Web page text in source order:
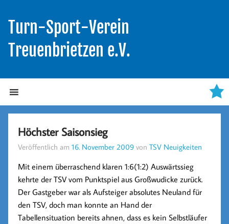
Turn-Sport-Verein
Treuenbrietzen e.V.
Höchster Saisonsieg
Veröffentlich am16. November 2009 vonTSV Neuigkeiten
Mit einem überraschend klaren1:6(1:2) Auswärtssieg
kehrte der TSV vom Punktspiel aus Großwudicke zurück.
Der Gastgeber war als Aufsteiger absolutes Neuland für
den TSV, doch man konnte an Hand der
Tabellensituation bereits ahnen, dass es kein Selbstläufer